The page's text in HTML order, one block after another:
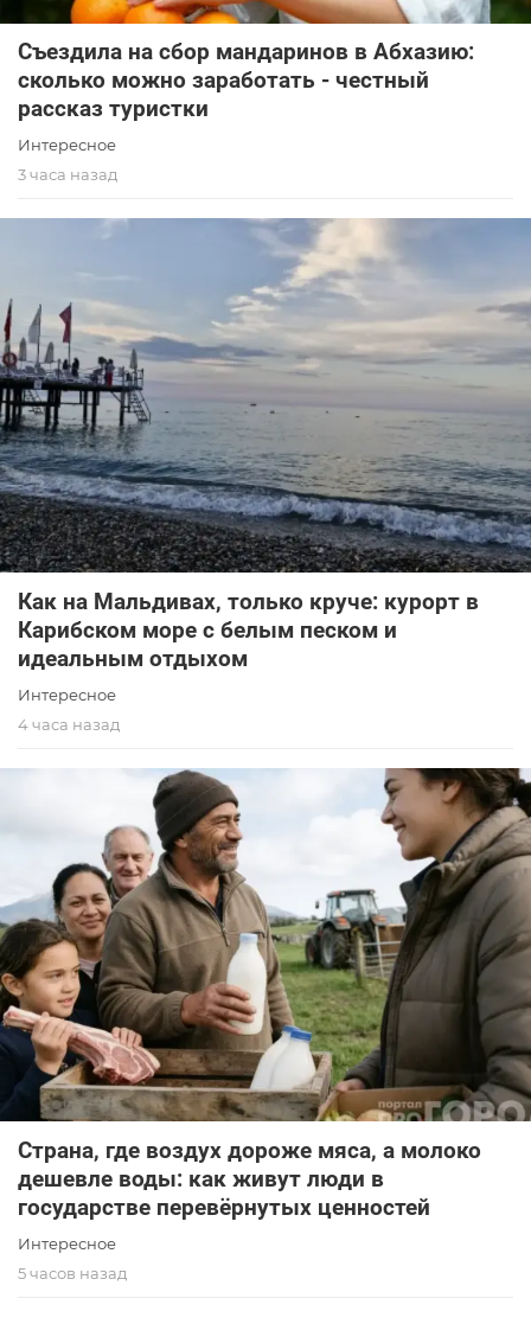
Съездила на сбор мандаринов в Абхазию:
сколько можно заработать - честный
рассказ туристки
Интересное
3 часа назад
Как на Мальдивах, только круче: курорт в
Карибском море с белым песком и
идеальным отдыхом
Интересное
4 часа назад
Страна, где воздух дороже мяса, а молоко
дешевле воды: как живут люди в
государстве перевёрнутых ценностей
Интересное
5 часов назад